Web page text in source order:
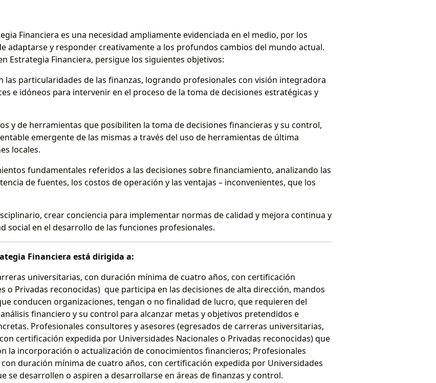
Financiera es una necesidad ampliamente evidenciada en el medio, por los
adaptarse y responder creativamente a los profundos cambios del mundo actual.
Estrategia Financiera, persigue los siguientes objetivos:
particularidades de las finanzas, logrando profesionales con visión integradora
e idóneos para intervenir en el proceso de la toma de decisiones estratégicas y
y de herramientas que posibiliten la toma de decisiones financieras y su control,
emergente de las mismas a través del uso de herramientas de última
locales.
fundamentales referidos a las decisiones sobre financiamiento, analizando las
de fuentes, los costos de operación y las ventajas – inconvenientes, que los
crear conciencia para implementar normas de calidad y mejora continua y
social en el desarrollo de las funciones profesionales.
Financiera está dirigida a:
universitarias, con duración mínima de cuatro años, con certificación
o Privadas reconocidas) que participa en las decisiones de alta dirección, mandos
conducen organizaciones, tengan o no finalidad de lucro, que requieren del
financiero y su control para alcanzar metas y objetivos pretendidos e
Profesionales consultores y asesores (egresados de carreras universitarias,
certificación expedida por Universidades Nacionales o Privadas reconocidas) que
la incorporación o actualización de conocimientos financieros; Profesionales
duración mínima de cuatro años, con certificación expedida por Universidades
se desarrollen o aspiren a desarrollarse en áreas de finanzas y control.